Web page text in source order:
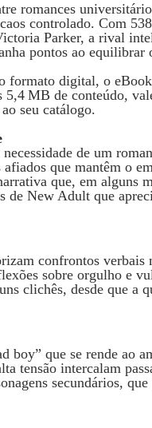
romances
controlado. Com
Parker, a rival
pontos ao
formato digital, o
MB de conteúdo,
seu catálogo.
necessidade de um
que mantêm o
que, em alguns
de New Adult que
confrontos verbais
sobre orgulho e
clichês, desde que a
boy” que se rende ao
tensão intercalam
secundários,